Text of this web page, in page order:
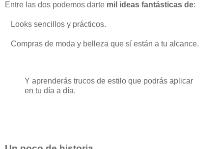
Entre las dos podemos darte mil ideas fantásticas de:
Looks sencillos y prácticos.
Compras de moda y belleza que sí están a tu alcance.
Y aprenderás trucos de estilo que podrás aplicar
en tu día a día.